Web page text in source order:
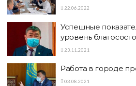
22.06.2022
Успешные
уровень
23.11.2021
Работа в городе
03.08.2021